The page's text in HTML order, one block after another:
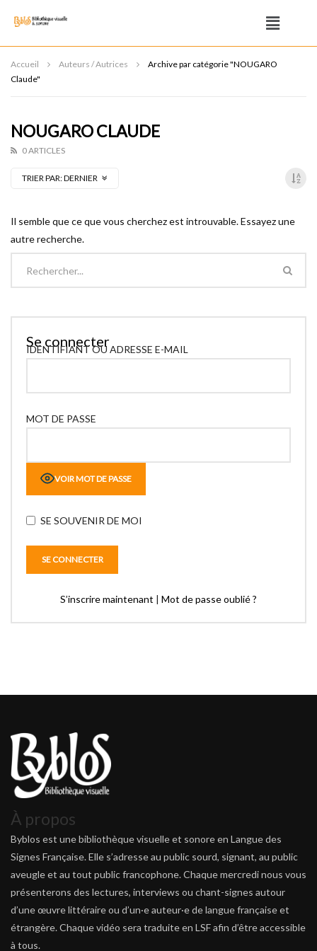
Accueil Auteurs / Autrices
Archive par catégorie "NOUGARO
Claude"
NOUGARO CLAUDE
0 ARTICLES
TRIER PAR:DERNIER
Il semble que ce que vous cherchez est introuvable. Essayez une
autre recherche.
Se connecter
IDENTIFIANT OU ADRESSE E-MAIL
MOT DE PASSE
VOIR MOT DE PASSE
SE SOUVENIR DE MOI
S’inscrire maintenant | Mot de passe oublié ?
À propos
Byblos est une bibliothèque visuelle et sonore en Langue des
Signes Française. Elle s’adresse au public sourd, signant, au public
aveugle et au tout public francophone. Chaque mercredi nous vous
présenterons des lectures, interviews ou chant-signes autour
d’une œuvre littéraire ou d’un·e auteur·e de langue française et
étrangère. Chaque vidéo sera traduite en LSF afin d’être accessible
à tous.